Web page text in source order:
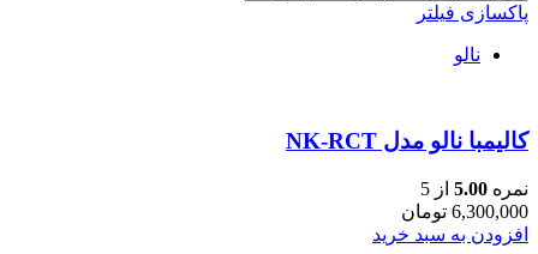
پاکسازی فیلتر
نالو
کالیمبا نالو مدل NK-RCT
نمره 5.00 از 5
6,300,000 تومان
افزودن به سبد خرید